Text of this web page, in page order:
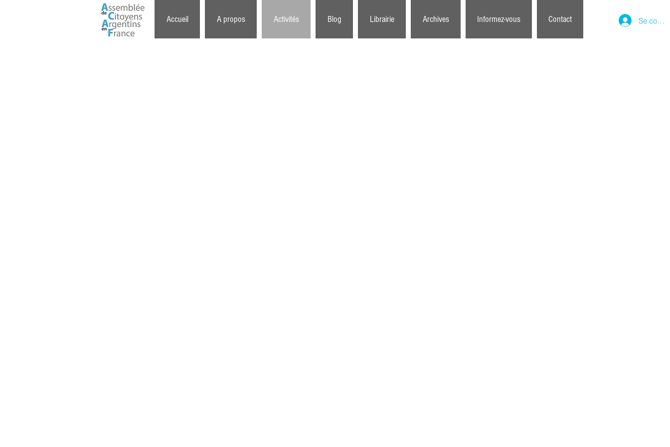
Accueil A propos Activités Blog Librairie Archives Informez-vous Contact Se